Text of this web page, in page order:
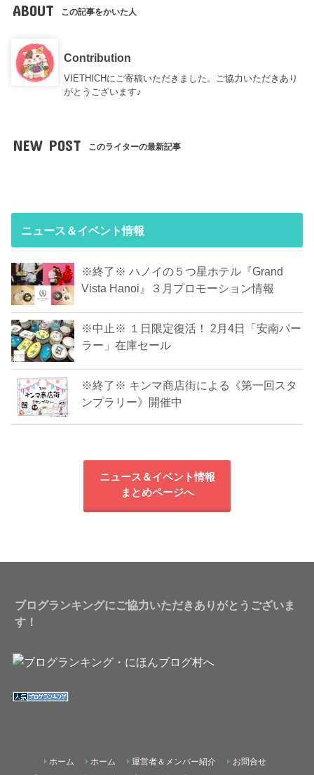
ABOUT この記事をかいた人
Contribution
VIETHICHにご寄稿いただきました。ご協力いただきあり
がとうございます♪
NEW POST このライターの最新記事
ニュース＆イベント情報
※終了※ ハノイの５つ星ホテル『Grand
Vista Hanoi』３月プロモーション情報
※中止※ １日限定復活！ 2月4日「安南パー
ラー」在庫セール
※終了※ キンマ商店街による《第一回スタ
ンプラリー》開催中
ニュース＆イベント情報
まとめページへ
ブログランキングにご協力いただきありがとうございま
す！
ホーム ホーム 運営者＆メンバー紹介
お問合せ